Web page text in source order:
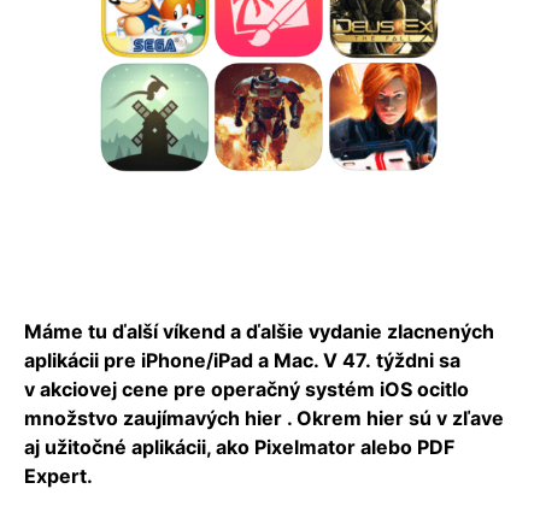
Máme tu ďalší víkend a ďalšie vydanie zlacnených
aplikácii pre iPhone/iPad a Mac. V 47. týždni sa
v akciovej cene pre operačný systém iOS ocitlo
množstvo zaujímavých hier . Okrem hier sú v zľave
aj užitočné aplikácii, ako Pixelmator alebo PDF
Expert.